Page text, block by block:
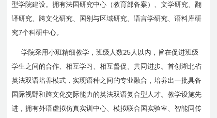
型学院建设。拥有法国研究中心（教育部备案）、文学研究、翻
译研究、跨文化研究、国别与区域研究、语言学研究、语料库研
究7个科研中心。
学院采用小班精细教学，班级人数25 人以内，旨在促进班级
学生之间的合作、相互学习、相互督促、共同进步。首创湖北省
英法双语培养模式，实现语种之间的专业融合，培养出一批具备
国际视野和跨文化交际能力的英法双语复合型人才。教学设施先
进，拥有外语虚拟仿真实训中心、模拟联合国实验室、智能同传